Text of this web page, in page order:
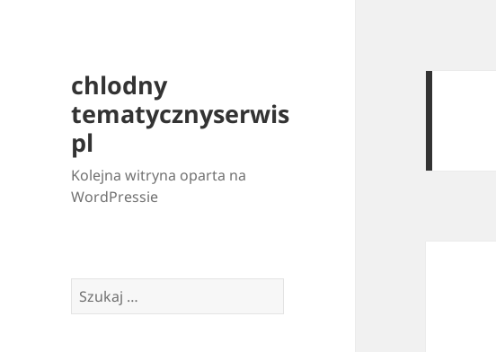
chlodny
tematycznyserwis
pl
Kolejna witryna oparta na
WordPressie
Szukaj: